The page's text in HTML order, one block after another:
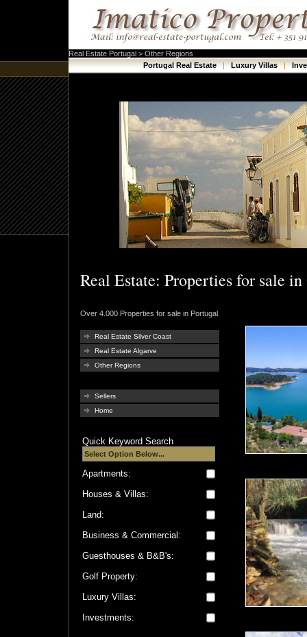
Real Estate Portugal > Other Regions
Portugal Real Estate | Luxury Villas |
Real Estate: Properties for sale
Over 4.000 Properties for sale in Portugal
Real Estate Silver Coast
Real Estate Algarve
Other Regions
Sellers
Home
Quick Keyword Search
Apartments:
Houses & Villas:
Land:
Business & Commercial:
Guesthouses & B&B's:
Golf Property:
Luxury Villas:
Investments: